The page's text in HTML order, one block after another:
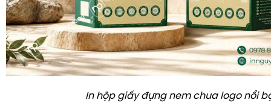
In hộp giấy đựng nem chua logo nổi